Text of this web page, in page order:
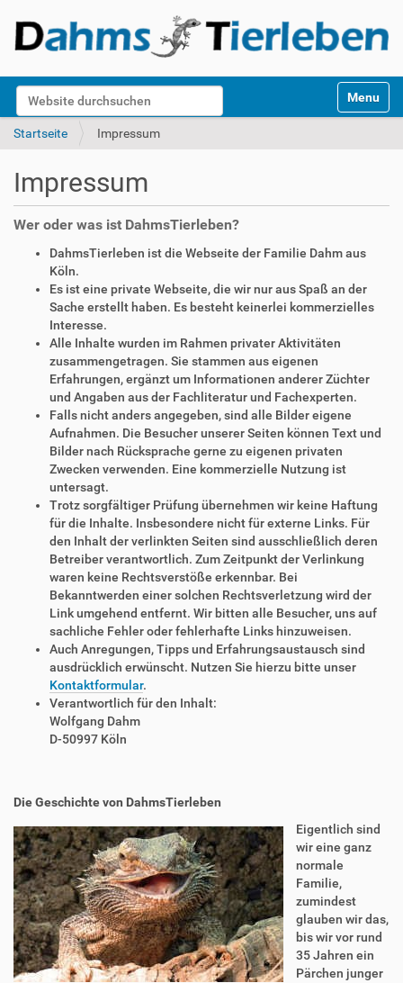
Website durchsuchen
k
Toggle
Startseite Impressum
Impressum
Wer oder was ist DahmsTierleben?
DahmsTierleben ist die Webseite der Familie Dahm aus
Köln.
Es ist eine private Webseite, die wir nur aus Spaß an der
Sache erstellt haben. Es besteht keinerlei kommerzielles
Interesse.
Alle Inhalte wurden im Rahmen privater Aktivitäten
zusammengetragen. Sie stammen aus eigenen
Erfahrungen, ergänzt um Informationen anderer Züchter
und Angaben aus der Fachliteratur und Fachexperten.
Falls nicht anders angegeben, sind alle Bilder eigene
Aufnahmen. Die Besucher unserer Seiten können Text und
Bilder nach Rücksprache gerne zu eigenen privaten
Zwecken verwenden. Eine kommerzielle Nutzung ist
untersagt.
Trotz sorgfältiger Prüfung übernehmen wir keine Haftung
für die Inhalte. Insbesondere nicht für externe Links. Für
den Inhalt der verlinkten Seiten sind ausschließlich deren
Betreiber verantwortlich. Zum Zeitpunkt der Verlinkung
waren keine Rechtsverstöße erkennbar. Bei
Bekanntwerden einer solchen Rechtsverletzung wird der
Link umgehend entfernt. Wir bitten alle Besucher, uns auf
sachliche Fehler oder fehlerhafte Links hinzuweisen.
Auch Anregungen, Tipps und Erfahrungsaustausch sind
ausdrücklich erwünscht. Nutzen Sie hierzu bitte unser
Kontaktformular.
Verantwortlich für den Inhalt:
Wolfgang Dahm
D-50997 Köln
Die Geschichte von DahmsTierleben
Eigentlich sind
wir eine ganz
normale
Familie,
zumindest
glauben wir das,
bis wir vor rund
35 Jahren ein
Pärchen junger